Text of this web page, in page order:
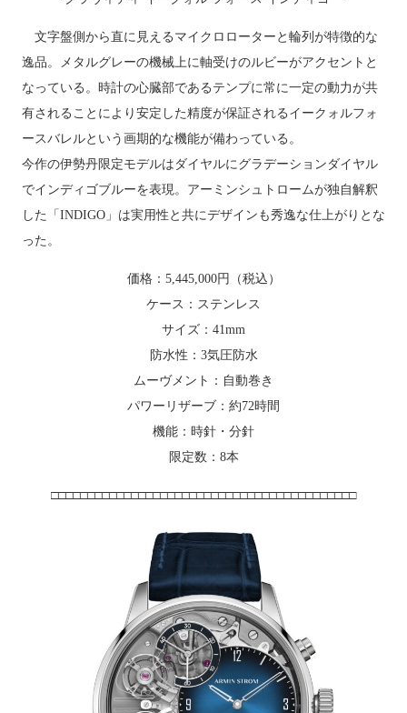
文字盤側から直に見えるマイクロローターと輪列が特徴的な
逸品。メタルグレーの機械上に軸受けのルビーがアクセントと
なっている。時計の心臓部であるテンプに常に一定の動力が共
有されることにより安定した精度が保証されるイークォルフォ
ースバレルという画期的な機能が備わっている。
今作の伊勢丹限定モデルはダイヤルにグラデーションダイヤル
でインディゴブルーを表現。アーミンシュトロームが独自解釈
した「INDIGO」は実用性と共にデザインも秀逸な仕上がりとな
った。
価格：5,445,000円（税込）
ケース：ステンレス
サイズ：41mm
防水性：3気圧防水
ムーヴメント：自動巻き
パワーリザーブ：約72時間
機能：時針・分針
限定数：8本
□□□□□□□□□□□□□□□□□□□□□□□□□□□□□□□□□□□□□□□□□□